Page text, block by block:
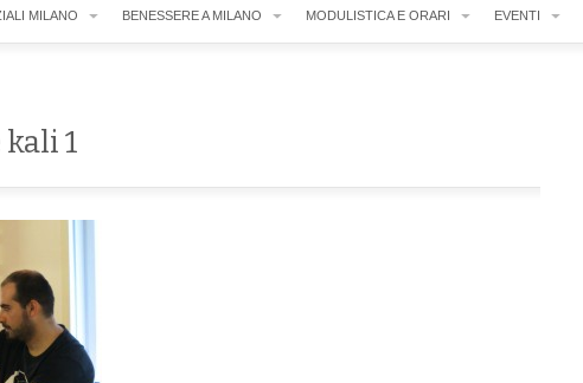
MILANO BENESSERE A MILANO MODULISTICA E ORARI EVENTI
1